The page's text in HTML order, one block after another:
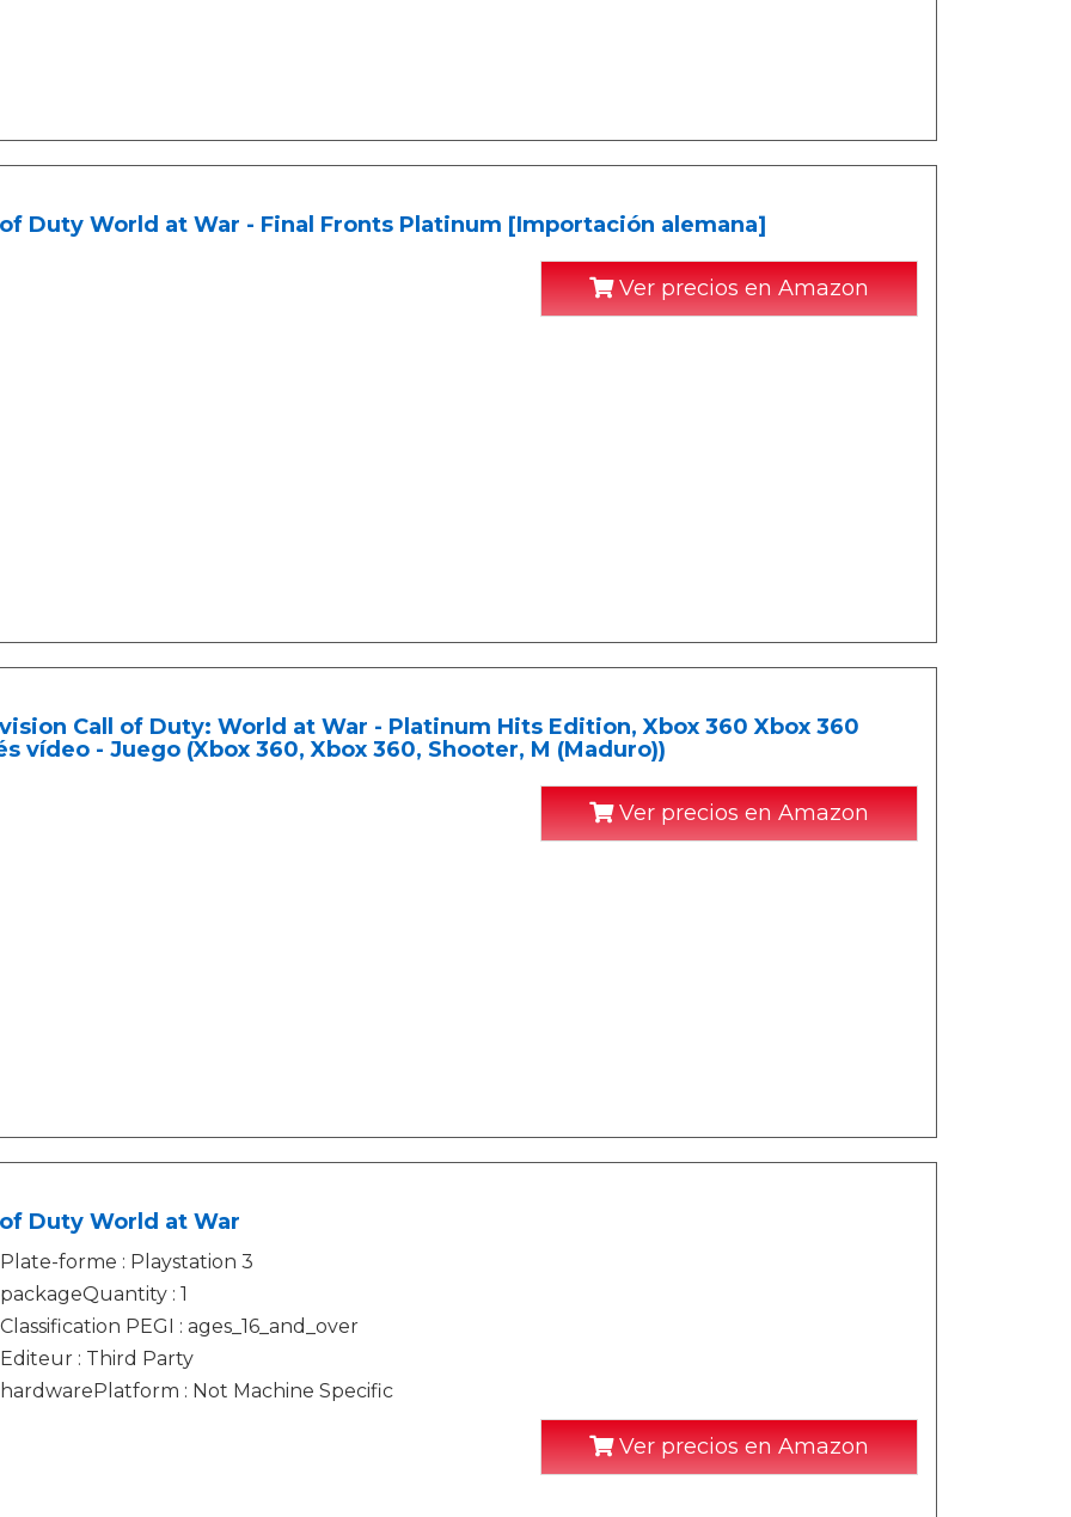
Duty World at War - Final Fronts Platinum [Importación alemana]
Ver precios en Amazon
Call of Duty: World at War - Platinum Hits Edition, Xbox 360 Xbox 360
vídeo - Juego (Xbox 360, Xbox 360, Shooter, M (Maduro))
Ver precios en Amazon
Duty World at War
Plate-forme : Playstation 3
packageQuantity : 1
Classification PEGI : ages_16_and_over
Editeur : Third Party
hardwarePlatform : Not Machine Specific
Ver precios en Amazon